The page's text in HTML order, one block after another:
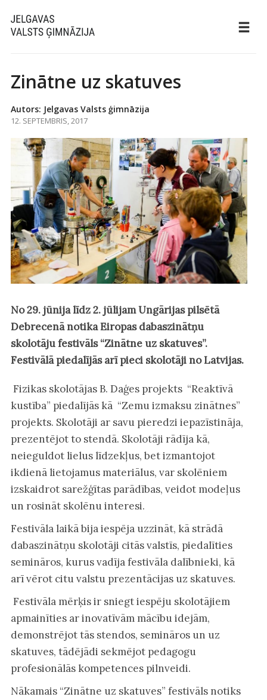
Zinātne uz skatuves
Autors: Jelgavas Valsts ģimnāzija
12. SEPTEMBRIS, 2017
No 29. jūnija līdz 2. jūlijam Ungārijas pilsētā
Debrecenā notika Eiropas dabaszinātņu
skolotāju festivāls “Zinātne uz skatuves”.
Festivālā piedalījās arī pieci skolotāji no Latvijas.
Fizikas skolotājas B. Daģes projekts “Reaktīvā
kustība” piedalījās kā “Zemu izmaksu zinātnes”
projekts. Skolotāji ar savu pieredzi iepazīstināja,
prezentējot to stendā. Skolotāji rādīja kā,
neieguldot lielus līdzekļus, bet izmantojot
ikdienā lietojamus materiālus, var skolēniem
izskaidrot sarežģītas parādības, veidot modeļus
un rosināt skolēnu interesi.
Festivāla laikā bija iespēja uzzināt, kā strādā
dabaszinātņu skolotāji citās valstīs, piedalīties
semināros, kurus vadīja festivāla dalībnieki, kā
arī vērot citu valstu prezentācijas uz skatuves.
Festivāla mērķis ir sniegt iespēju skolotājiem
apmainīties ar inovatīvām mācību idejām,
demonstrējot tās stendos, semināros un uz
skatuves, tādējādi sekmējot pedagogu
profesionālās kompetences pilnveidi.
Nākamais “Zinātne uz skatuves” festivāls notiks